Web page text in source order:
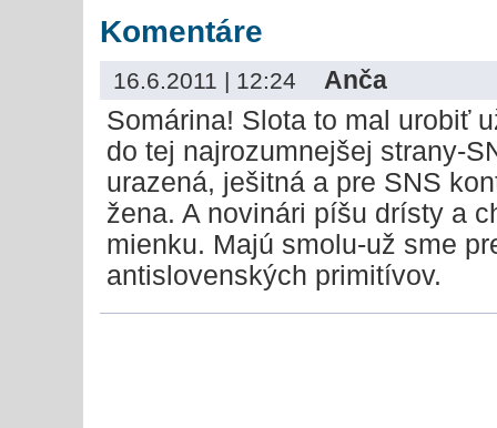
Komentáre
16.6.2011 | 12:24 Anča
Somárina! Slota to mal urobiť
do tej najrozumnejšej strany-
urazená, ješitná a pre SNS
žena. A novinári píšu drísty a
mienku. Majú smolu-už sme
antislovenských primitívov.